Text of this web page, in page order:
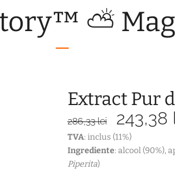
⛅
Extract Pur
286,33lei
Prețul
inițial
a
243,38
TVA: inclus (11%)
Ingrediente: alcool (90%),
Piperita)